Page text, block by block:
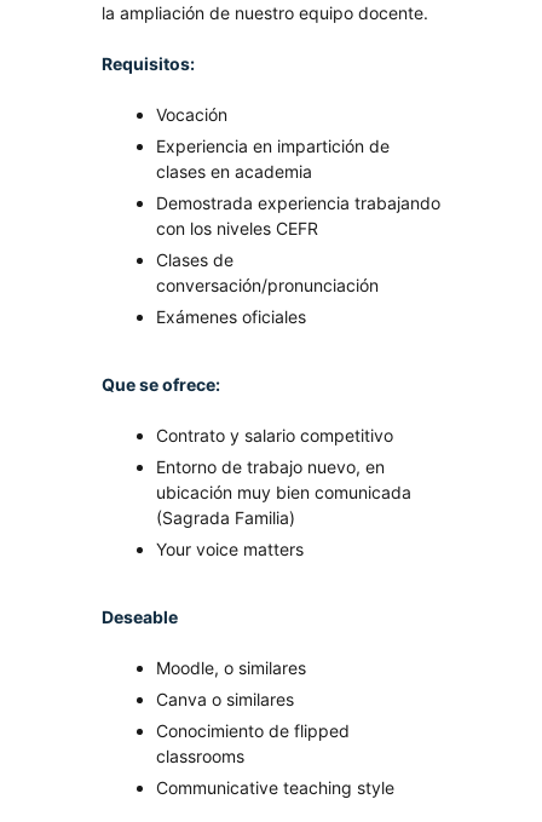
la ampliación de nuestro equipo docente.
Requisitos:
Vocación
Experiencia en impartición de
clases en academia
Demostrada experiencia trabajando
con los niveles CEFR
Clases de
conversación/pronunciación
Exámenes oficiales
Que se ofrece:
Contrato y salario competitivo
Entorno de trabajo nuevo, en
ubicación muy bien comunicada
(Sagrada Familia)
Your voice matters
Deseable
Moodle, o similares
Canva o similares
Conocimiento de flipped
classrooms
Communicative teaching style